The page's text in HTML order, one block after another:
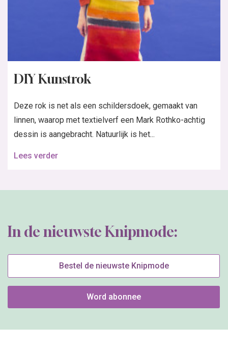
DIY Kunstrok
Deze rok is net als een schildersdoek, gemaakt van
linnen, waarop met textielverf een Mark Rothko-achtig
dessin is aangebracht. Natuurlijk is het...
Lees verder
In de nieuwste Knipmode:
Bestel de nieuwste Knipmode
Word abonnee